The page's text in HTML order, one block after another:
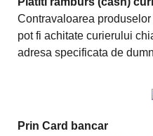
Contravaloarea
pot fi achitate curierului
adresa specificata de
Prin Card bancar